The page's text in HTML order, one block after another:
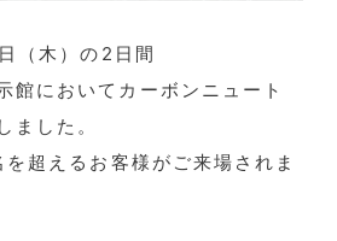
（木）の2日間
館においてカーボンニュート
ました。
超えるお客様がご来場されま